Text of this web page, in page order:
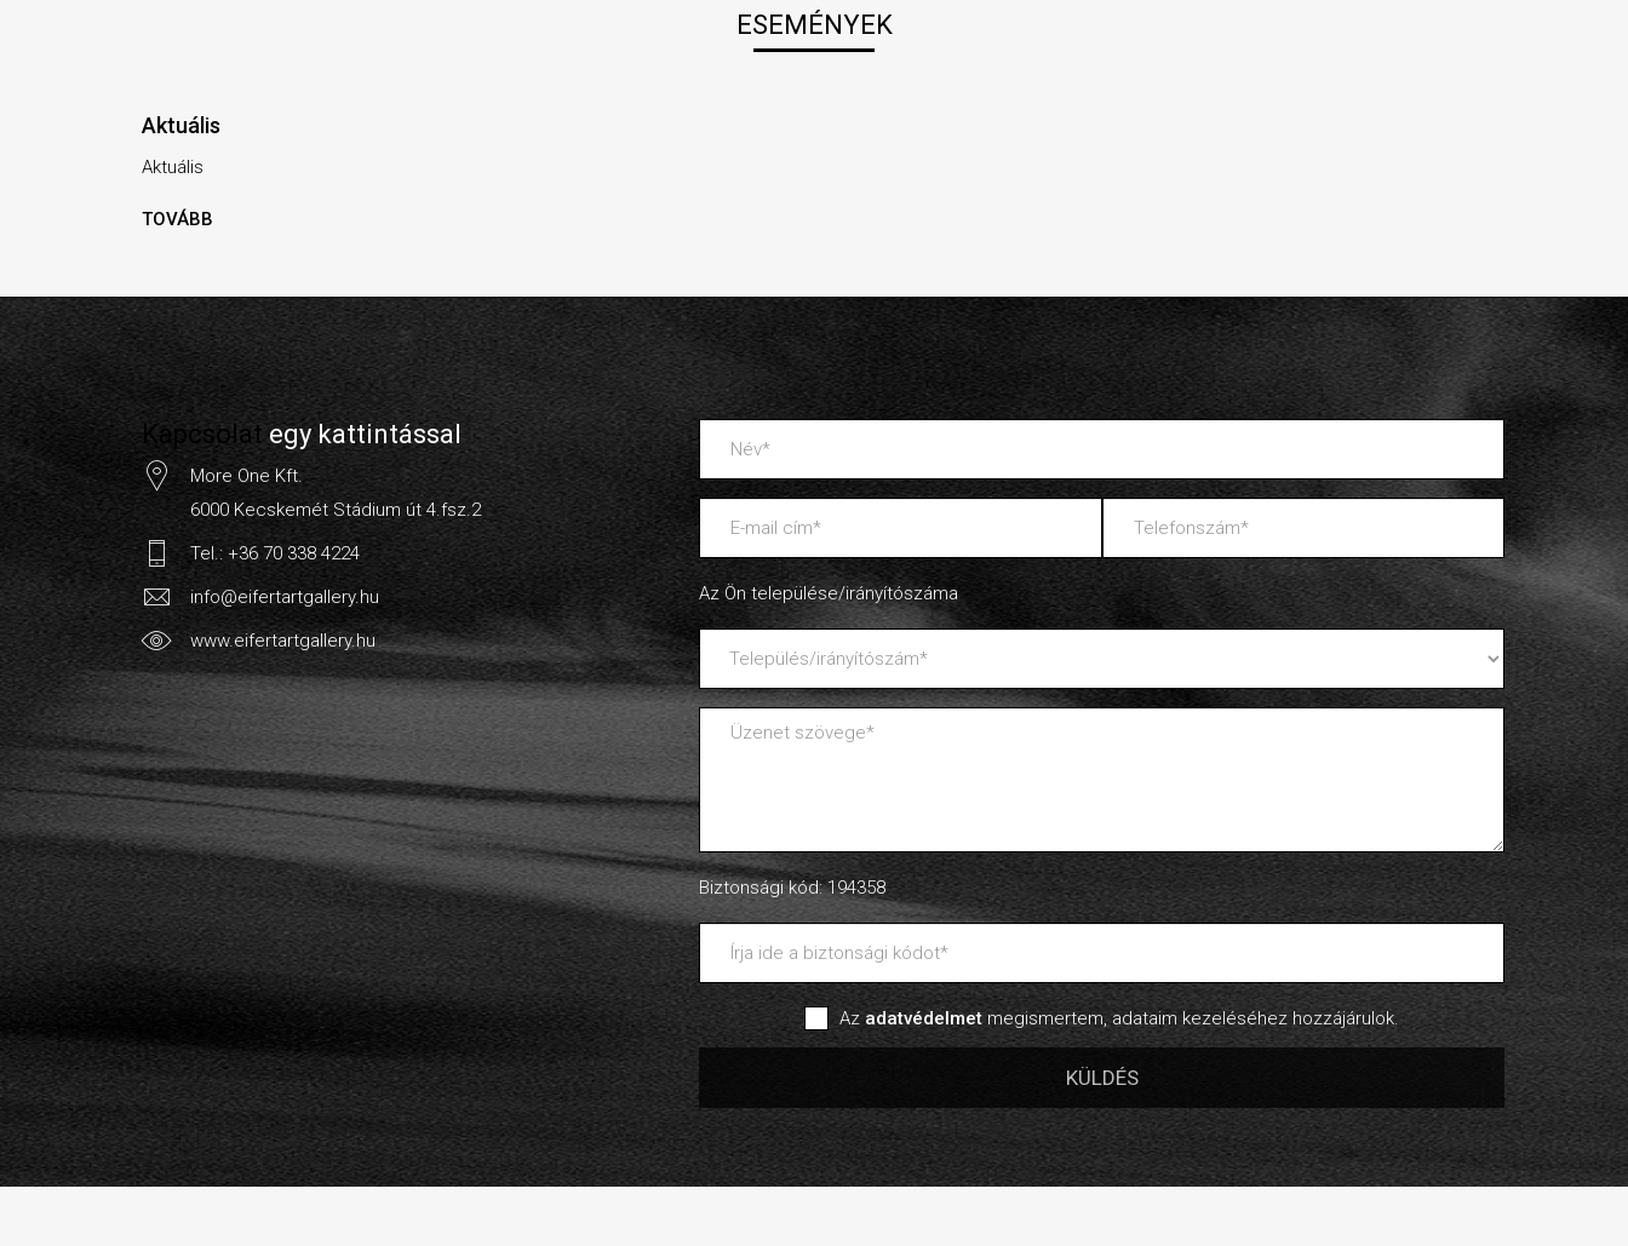
ESEMÉNYEK
Aktuális
Aktuális
TOVÁBB
Kapcsolategy kattintással
More One Kft.
6000 Kecskemét Stádium út 4.fsz.2
Tel.: +36 70 338 4224
info@eifertartgallery.hu
www.eifertartgallery.hu
Az Ön települése/irányítószáma
Biztonsági kód: 194358
Azadatvédelmet megismertem, adataim kezeléséhez hozzájárulok.